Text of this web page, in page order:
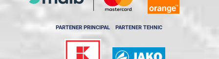
PARTENER PRINCIPAL PARTENER TEHNIC